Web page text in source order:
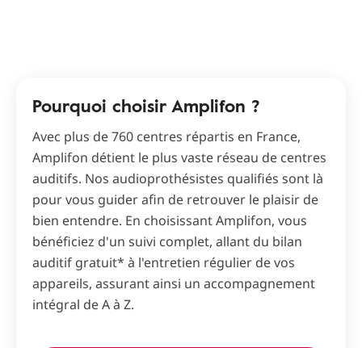
Pourquoi choisir Amplifon ?
Avec plus de 760 centres répartis en France,
Amplifon détient le plus vaste réseau de centres
auditifs. Nos audioprothésistes qualifiés sont là
pour vous guider afin de retrouver le plaisir de
bien entendre. En choisissant Amplifon, vous
bénéficiez d'un suivi complet, allant du bilan
auditif gratuit* à l'entretien régulier de vos
appareils, assurant ainsi un accompagnement
intégral de A à Z.